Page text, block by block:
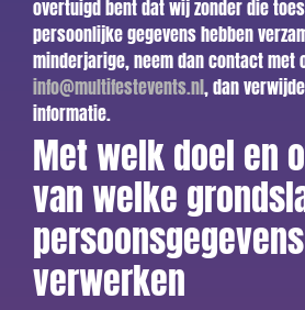
overtuigd bent dat wij zonder die
persoonlijke gegevens hebben
minderjarige, neem dan contact met
info@multifestevents.nl, dan
informatie.
Met welk doel en
van welke
persoonsgegevens
verwerken